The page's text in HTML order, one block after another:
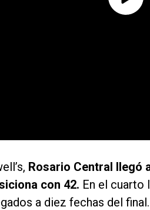
Rosario Central llegó
con 42. En el cuarto
a diez fechas del